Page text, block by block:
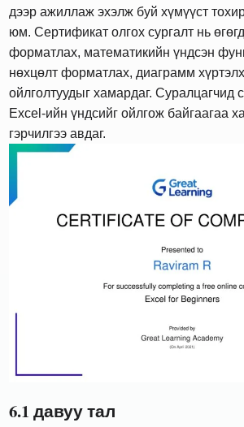
дээр ажиллаж эхэлж буй хүмүүст
юм. Сертификат олгох сургалт нь
форматлах, математикийн үндсэн
нөхцөлт форматлах, диаграмм
ойлголтуудыг хамардаг. Суралцагчид
Excel-ийн үндсийг ойлгож байгаагаа
гэрчилгээ авдаг.
6.1 давуу тал